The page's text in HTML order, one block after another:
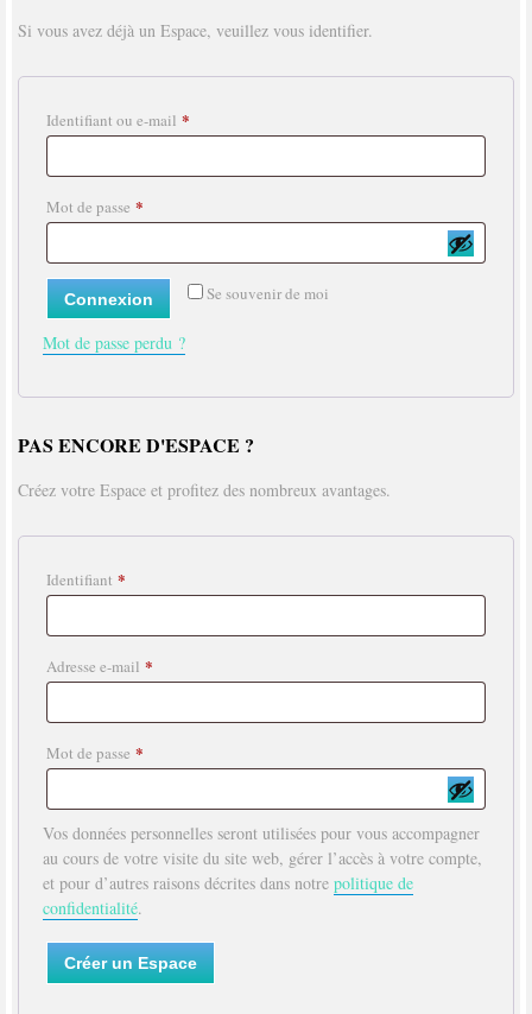
Si vous avez déjà un Espace, veuillez vous identifier.
Identifiant ou e-mail *
Mot de passe *
Se souvenir de moi
Connexion
Mot de passe perdu ?
PAS ENCORE D'ESPACE ?
Créez votre Espace et profitez des nombreux avantages.
Identifiant *
Adresse e-mail *
Mot de passe *
Vos données personnelles seront utilisées pour vous accompagner
au cours de votre visite du site web, gérer l’accès à votre compte,
et pour d’autres raisons décrites dans notre politique de
confidentialité.
Créer un Espace